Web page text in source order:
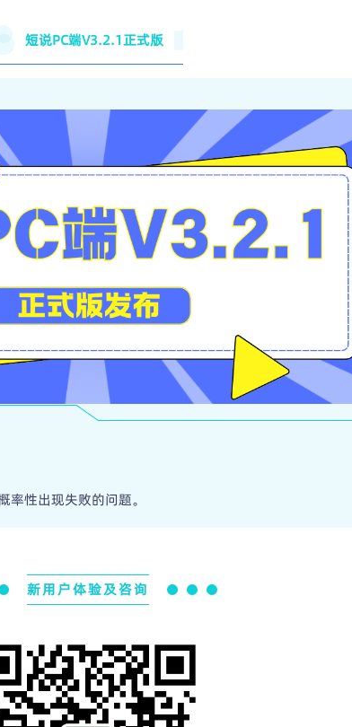
短说PC端V3.2.1正式版
率性出现失败的问题。
新用户体验及咨询